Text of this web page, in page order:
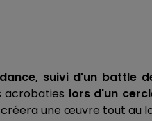
suivi d'un battle
acrobaties lors d'un
une œuvre tout au